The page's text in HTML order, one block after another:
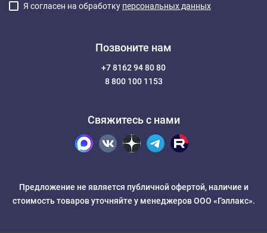
Я согласен на обработку персональных данных
Позвоните нам
+7 8162 94 80 80
8 800 100 1153
Свяжитесь с нами
Предложение не является публичной офертой, наличие и
стоимость товаров уточняйте у менеджеров ООО «Гэллакс».